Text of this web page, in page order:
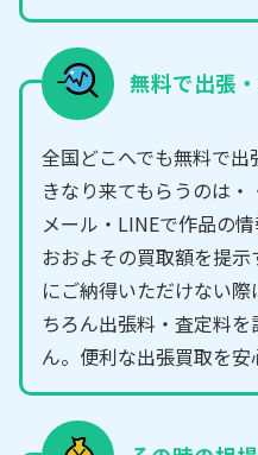
無料で出張
全国どこへでも無料で出
きなり来てもらうのは・
メール・LINEで作品の
おおよその買取額を提
にご納得いただけない
ちろん出張料・査定料
ん。便利な出張買取を安